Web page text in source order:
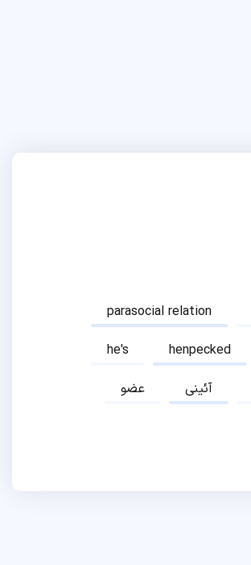
parasocial relation
he's
henpecked
عضو
آئینی